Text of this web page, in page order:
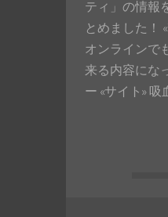
ティ」の情報
とめました！
オンラインで
来る内容にな
ー «サイト» 吸